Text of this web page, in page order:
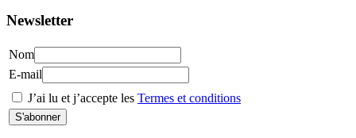
Newsletter
Nom
E-mail
J’ai lu et j’accepte les Termes et conditions